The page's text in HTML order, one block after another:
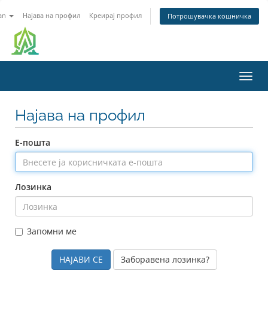
Најава на профил Креирај профил Потрошувачка кошничка
ја
Најава на профил
Е-пошта
Лозинка
Запомни ме
Заборавена лозинка?